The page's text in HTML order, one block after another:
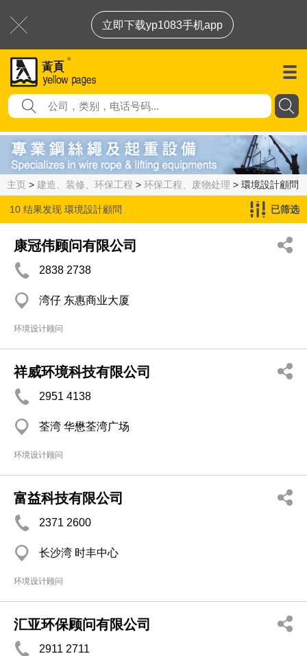
立即下载yp1083手机app
主页 > 建造、装修、环保工程 > 环保工程、废物处理 > 環境設計顧問
10 结果发现 環境設計顧問 已筛选
康冠伟顾问有限公司
2838 2738
湾仔 东惠商业大厦
环境设计顾问
祥威环境科技有限公司
2951 4138
荃湾 华懋荃湾广场
环境设计顾问
富益科技有限公司
2371 2600
长沙湾 时丰中心
环境设计顾问
汇亚环保顾问有限公司
2911 2711